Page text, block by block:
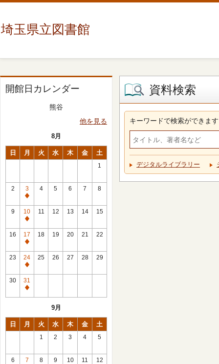
埼玉県立図書館
開館日カレンダー
熊谷
他を見る
8月
日 月 火 水 木 金 土
1
2
3
休
館
日
4 5 6 7 8
9
10
休
館
日
11 12 13 14 15
16
17
休
館
日
18 19 20 21 22
23
24
休
館
日
25 26 27 28 29
30
31
休
9月
日 月 火 水 木 金 土
1 2 3 4 5
6
7
8 9 10 11 12
資料検索
キーワードで検索ができます
デジタルライブラリー